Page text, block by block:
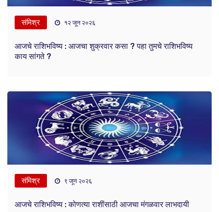
संमिश्र १२ जून २०२६
आजचे राशिभविष्य : आजचा शुक्रवार कसा ? पहा तुमचे राशिभविष्य
काय सांगते ?
संमिश्र ९ जून २०२६
आजचे राशिभविष्य : कोणत्या राशींसाठी आजचा मंगळवार लाभदायी